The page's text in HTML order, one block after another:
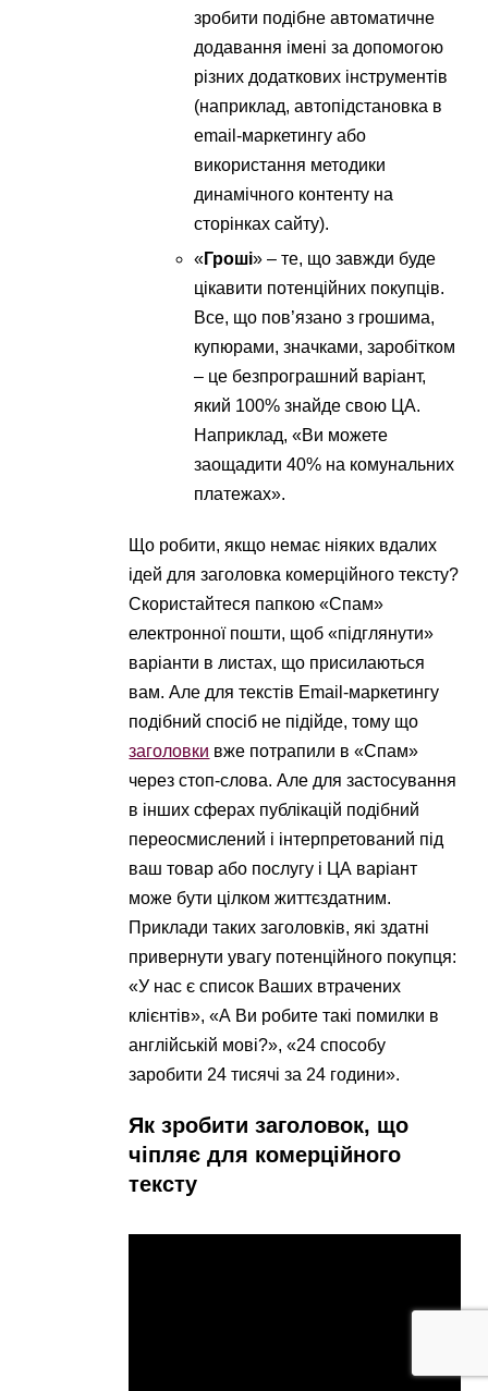
зробити подібне автоматичне
додавання імені за допомогою
різних додаткових інструментів
(наприклад, автопідстановка в
email-маркетингу або
використання методики
динамічного контенту на
сторінках сайту).
«Гроші» – те, що завжди буде
цікавити потенційних покупців.
Все, що пов’язано з грошима,
купюрами, значками, заробітком
– це безпрограшний варіант,
який 100% знайде свою ЦА.
Наприклад, «Ви можете
заощадити 40% на комунальних
платежах».
Що робити, якщо немає ніяких вдалих
ідей для заголовка комерційного тексту?
Скористайтеся папкою «Спам»
електронної пошти, щоб «підглянути»
варіанти в листах, що присилаються
вам. Але для текстів Email-маркетингу
подібний спосіб не підійде, тому що
заголовки вже потрапили в «Спам»
через стоп-слова. Але для застосування
в інших сферах публікацій подібний
переосмислений і інтерпретований під
ваш товар або послугу і ЦА варіант
може бути цілком життєздатним.
Приклади таких заголовків, які здатні
привернути увагу потенційного покупця:
«У нас є список Ваших втрачених
клієнтів», «А Ви робите такі помилки в
англійській мові?», «24 способу
заробити 24 тисячі за 24 години».
Як зробити заголовок, що
чіпляє для комерційного
тексту